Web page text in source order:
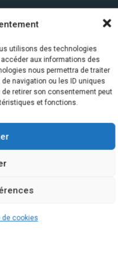
utilisons des technologies
aux informations des
nous permettra de traiter
navigation ou les ID uniques
retirer son consentement peut
et fonctions.
de cookies
centrales
et réponses